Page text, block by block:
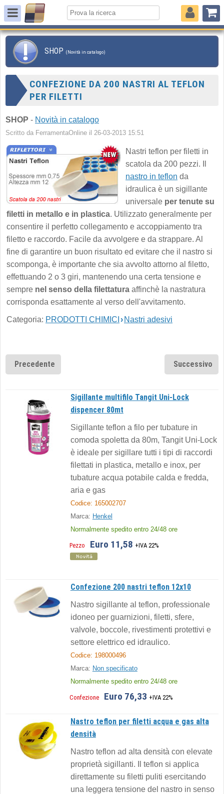
SHOP (Novità in catalogo)
CONFEZIONE DA 200 NASTRI AL TEFLON
PER FILETTI
SHOP - Novità in catalogo
Scritto da FerramentaOnline il 26-03-2013 15:51
Nastri teflon per filetti in
scatola da 200 pezzi. Il
nastro in teflon da
idraulica è un sigillante
universale per tenute su
filetti in metallo e in plastica. Utilizzato generalmente per
consentire il perfetto collegamento e accoppiamento tra
filetto e raccordo. Facile da avvolgere e da strappare. Al
fine di garantire un buon risultato ed evitare che il nastro si
scomponga, è importante che sia avvolto attorno al filetto,
effettuando 2 o 3 giri, mantenendo una certa tensione e
sempre nel senso della filettatura affinchè la nastratura
corrisponda esattamente al verso dell'avvitamento.
Categoria: PRODOTTI CHIMICI › Nastri adesivi
Precedente Successivo
Sigillante multifilo Tangit Uni-Lock
dispencer 80mt
Sigillante teflon a filo per tubature in
comoda spoletta da 80m, Tangit Uni-Lock
è ideale per sigillare tutti i tipi di raccordi
filettati in plastica, metallo e inox, per
tubature acqua potabile calda e fredda,
aria e gas
Codice: 165002707
Marca: Henkel
Normalmente spedito entro 24/48 ore
Pezzo Euro 11,58 +IVA 22%
Confezione 200 nastri teflon 12x10
Nastro sigillante al teflon, professionale
idoneo per guarnizioni, filetti, sfere,
valvole, boccole, rivestimenti protettivi e
settore elettrico ed idraulico.
Codice: 198000496
Marca: Non specificato
Normalmente spedito entro 24/48 ore
Confezione Euro 76,33 +IVA 22%
Nastro teflon per filetti acqua e gas alta
densità
Nastro teflon ad alta densità con elevate
proprietà sigillanti. Il teflon si applica
direttamente su filetti puliti esercitando
una leggera tensione del nastro in senso